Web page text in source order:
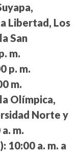
Libertad, Los
San
m.
p. m.
m.
Olímpica,
Norte y
m.
10:00 a. m. a